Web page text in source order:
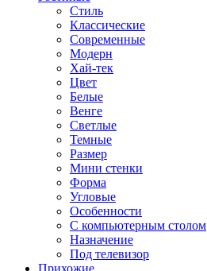
Стиль
Классические
Современные
Модерн
Хай-тек
Цвет
Белые
Венге
Светлые
Темные
Размер
Мини стенки
Форма
Угловые
Особенности
С компьютерным столом
Назначение
Под телевизор
Прихожие